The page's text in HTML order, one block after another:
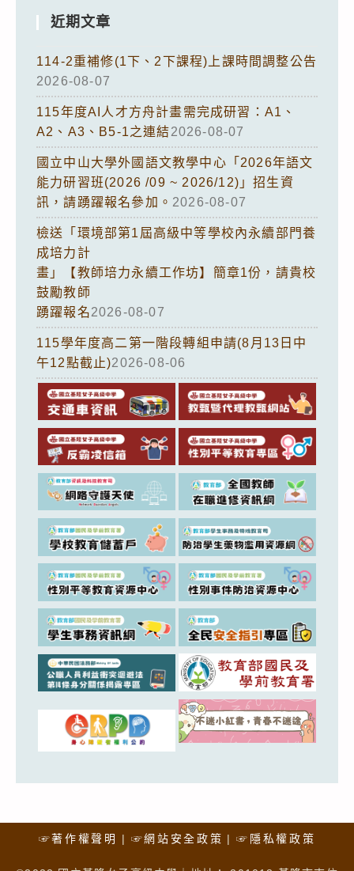
近期文章
114-2重補修(1下、2下課程)上課時間調整公告
2026-08-07
115年度AI人才方舟計畫需完成研習：A1、
A2、A3、B5-1之連結2026-08-07
國立中山大學外國語文教學中心「2026年語文
能力研習班(2026 /09 ~ 2026/12)」招生資
訊，請踴躍報名參加。 2026-08-07
檢送「環境部第1屆高級中等學校內永續部門養
成培力計
畫」【教師培力永續工作坊】簡章1份，請貴校
鼓勵教師
踴躍報名2026-08-07
115學年度高二第一階段轉組申請(8月13日中
午12點截止)2026-08-06
☞著作權聲明 ☞網站安全政策 ☞隱私權政策